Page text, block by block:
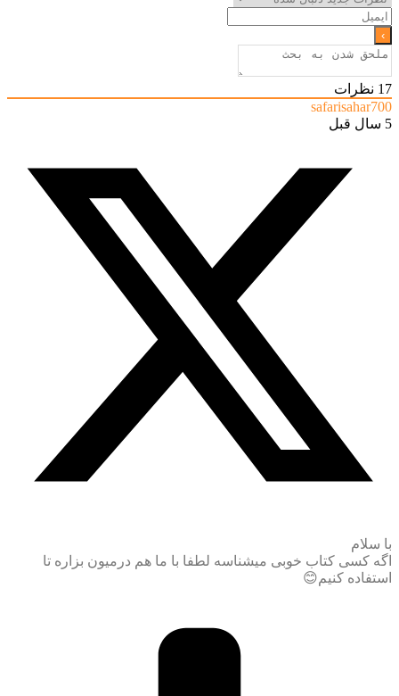
17 نظرات
safarisahar700
5 سال قبل
با سلام
اگه کسی کتاب خوبی میشناسه لطفا با ما هم درمیون بزاره تا
استفاده کنیم😊